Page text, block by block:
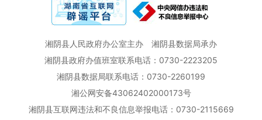
湘阴县人民政府办公室主办
湘阴县数据局承办
湘阴县政府办值班室联系电话：0730-2223205
湘阴县数据局联系电话：0730-2260199
湘公网安备43062402000173号
湘阴县互联网违法和不良信息举报电话：0730-2115669